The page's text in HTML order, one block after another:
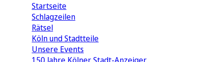
Startseite
Schlagzeilen
Rätsel
Köln und Stadtteile
Unsere Events